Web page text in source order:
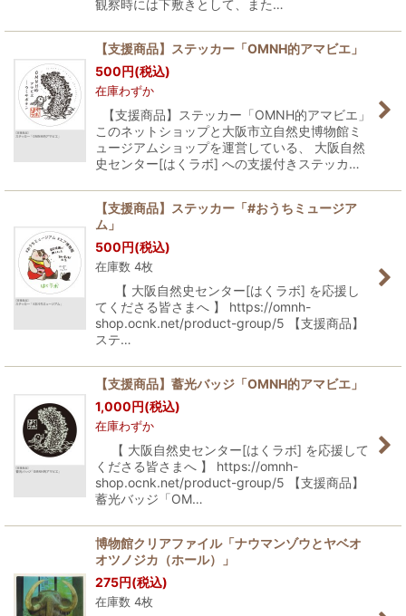
観察時には下敷きとして、また…
【支援商品】ステッカー「OMNH的アマビエ」
500円(税込)
在庫わずか
【支援商品】ステッカー「OMNH的アマビエ」
このネットショップと大阪市立自然史博物館ミ
ュージアムショップを運営している、 大阪自然
史センター[はくラボ] への支援付きステッカ…
【支援商品】ステッカー「#おうちミュージア
ム」
500円(税込)
在庫数 4枚
【 大阪自然史センター[はくラボ] を応援し
てくださる皆さまへ 】 https://omnh-
shop.ocnk.net/product-group/5 【支援商品】
ステ…
【支援商品】蓄光バッジ「OMNH的アマビエ」
1,000円(税込)
在庫わずか
【 大阪自然史センター[はくラボ] を応援して
くださる皆さまへ 】 https://omnh-
shop.ocnk.net/product-group/5 【支援商品】
蓄光バッジ「OM…
博物館クリアファイル「ナウマンゾウとヤベオ
オツノジカ（ホール）」
275円(税込)
在庫数 4枚